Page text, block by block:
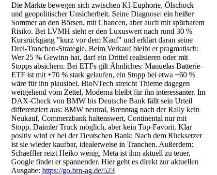
Die Märkte bewegen sich zwischen KI-Euphorie, Ölschock
und geopolitischer Unsicherheit. Seine Diagnose: ein heißer
Sommer an den Börsen, mit Chancen, aber auch mit spürbarem
Risiko. Bei LVMH sieht er den Luxuswert nach rund 30 %
Kursrückgang "kurz vor dem Kauf" und erklärt daran seine
Drei-Tranchen-Strategie. Beim Verkauf bleibt er pragmatisch:
Wer 25 % Gewinn hat, darf ein Drittel realisieren oder mit
Stopps absichern. Bei ETFs gilt Ähnliches: Manuelas Batterie-
ETF ist mit +70 % stark gelaufen, ein Stopp bei etwa +60 %
wäre für ihn plausibel. BioNTech streicht Thieme dagegen
weitgehend vom Zettel, Moderna bleibt für ihn interessanter. Im
DAX-Check von BMW bis Deutsche Bank fällt sein Urteil
differenziert aus: BMW neutral, Brenntag nach der Rally kein
Neukauf, Commerzbank haltenswert, Continental nur mit
Stopp, Daimler Truck möglich, aber kein Top-Favorit. Klar
positiv wird er bei der Deutschen Bank: Nach dem Rücksetzer
ist sie wieder kaufbar, idealerweise in Tranchen. Außerdem:
Schaeffler reizt Heiko wenig, Meta ist ihm aktuell zu teuer,
Google findet er spannender. Hier geht es direkt zur aktuellen
Ausgabe: https://go.brn-ag.de/523